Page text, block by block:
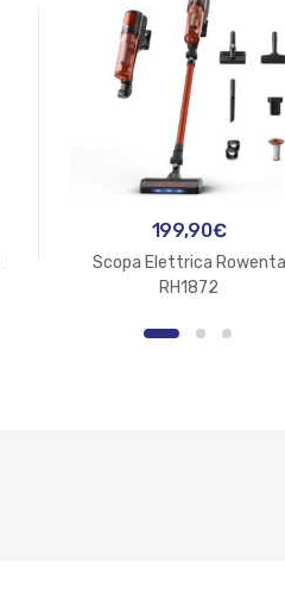
199,90€
Scopa Elettrica Rowenta
RH1872